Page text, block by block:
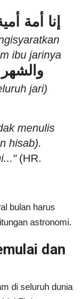
إنا أمة
ibu jarinya
jari)
menulis
hisab).
(HR.
bulan harus
astronomi.
dan
di seluruh dunia